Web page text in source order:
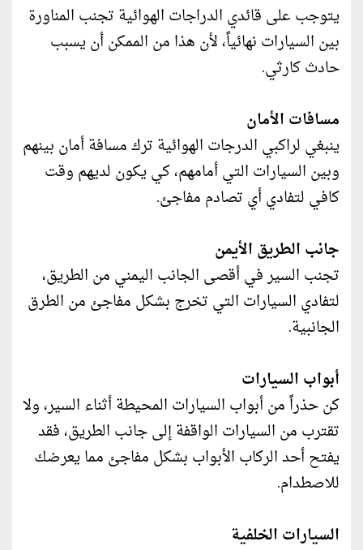
يتوجب على قائدي الدراجات الهوائية تجنب المناورة
بين السيارات نهائياً، لأن هذا من الممكن أن يسبب
حادث كارثي.
مسافات الأمان
ينبغي لراكبي الدرجات الهوائية ترك مسافة أمان بينهم
وبين السيارات التي أمامهم، كي يكون لديهم وقت
كافي لتفادي أي تصادم مفاجئ.
جانب الطريق الأيمن
تجنب السير في أقصى الجانب اليمني من الطريق،
لتفادي السيارات التي تخرج بشكل مفاجئ من الطرق
الجانبية.
أبواب السيارات
كن حذراً من أبواب السيارات المحيطة أثناء السير، ولا
تقترب من السيارات الواقفة إلى جانب الطريق، فقد
يفتح أحد الركاب الأبواب بشكل مفاجئ مما يعرضك
للاصطدام.
السيارات الخلفية